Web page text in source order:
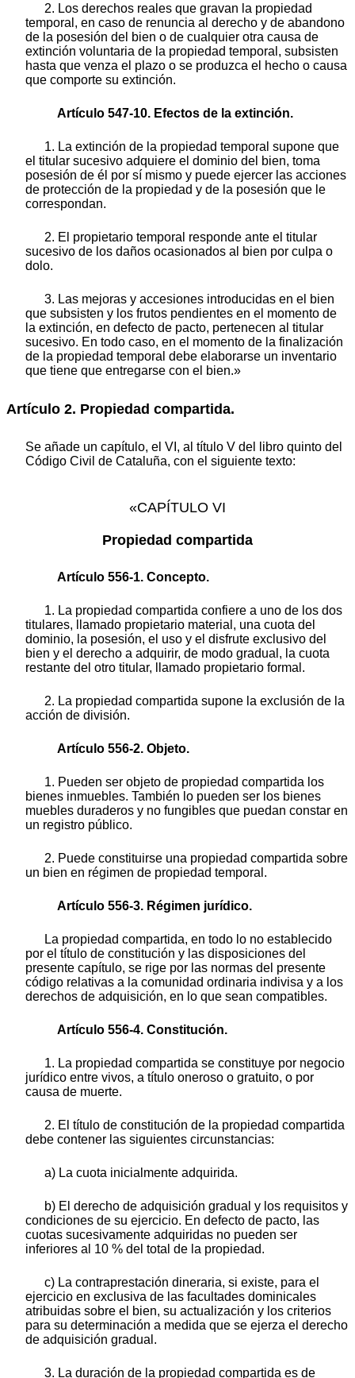
2. Los derechos reales que gravan la propiedad
temporal, en caso de renuncia al derecho y de abandono
de la posesión del bien o de cualquier otra causa de
extinción voluntaria de la propiedad temporal, subsisten
hasta que venza el plazo o se produzca el hecho o causa
que comporte su extinción.
Artículo 547-10. Efectos de la extinción.
1. La extinción de la propiedad temporal supone que
el titular sucesivo adquiere el dominio del bien, toma
posesión de él por sí mismo y puede ejercer las acciones
de protección de la propiedad y de la posesión que le
correspondan.
2. El propietario temporal responde ante el titular
sucesivo de los daños ocasionados al bien por culpa o
dolo.
3. Las mejoras y accesiones introducidas en el bien
que subsisten y los frutos pendientes en el momento de
la extinción, en defecto de pacto, pertenecen al titular
sucesivo. En todo caso, en el momento de la finalización
de la propiedad temporal debe elaborarse un inventario
que tiene que entregarse con el bien.»
Artículo 2. Propiedad compartida.
Se añade un capítulo, el VI, al título V del libro quinto del
Código Civil de Cataluña, con el siguiente texto:
«CAPÍTULO VI
Propiedad compartida
Artículo 556-1. Concepto.
1. La propiedad compartida confiere a uno de los dos
titulares, llamado propietario material, una cuota del
dominio, la posesión, el uso y el disfrute exclusivo del
bien y el derecho a adquirir, de modo gradual, la cuota
restante del otro titular, llamado propietario formal.
2. La propiedad compartida supone la exclusión de la
acción de división.
Artículo 556-2. Objeto.
1. Pueden ser objeto de propiedad compartida los
bienes inmuebles. También lo pueden ser los bienes
muebles duraderos y no fungibles que puedan constar en
un registro público.
2. Puede constituirse una propiedad compartida sobre
un bien en régimen de propiedad temporal.
Artículo 556-3. Régimen jurídico.
La propiedad compartida, en todo lo no establecido
por el título de constitución y las disposiciones del
presente capítulo, se rige por las normas del presente
código relativas a la comunidad ordinaria indivisa y a los
derechos de adquisición, en lo que sean compatibles.
Artículo 556-4. Constitución.
1. La propiedad compartida se constituye por negocio
jurídico entre vivos, a título oneroso o gratuito, o por
causa de muerte.
2. El título de constitución de la propiedad compartida
debe contener las siguientes circunstancias:
a) La cuota inicialmente adquirida.
b) El derecho de adquisición gradual y los requisitos y
condiciones de su ejercicio. En defecto de pacto, las
cuotas sucesivamente adquiridas no pueden ser
inferiores al 10 % del total de la propiedad.
c) La contraprestación dineraria, si existe, para el
ejercicio en exclusiva de las facultades dominicales
atribuidas sobre el bien, su actualización y los criterios
para su determinación a medida que se ejerza el derecho
de adquisición gradual.
3. La duración de la propiedad compartida es de